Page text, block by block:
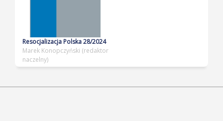
Resocjalizacja Polska 28/2024
Marek Konopczyński (redaktor
naczelny)